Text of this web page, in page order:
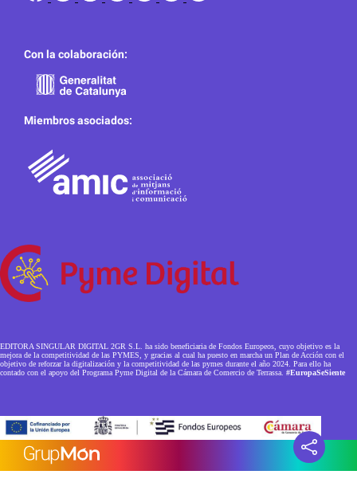
Con la colaboración:
Miembros asociados:
EDITORA SINGULAR DIGITAL 2GR S.L. ha sido beneficiaria de Fondos Europeos, cuyo objetivo es la
mejora de la competitividad de las PYMES, y gracias al cual ha puesto en marcha un Plan de Acción con el
objetivo de reforzar la digitalización y la competitividad de las pymes durante el año 2024. Para ello ha
contado con el apoyo del Programa Pyme Digital de la Cámara de Comercio de Terrassa. #EuropaSeSiente